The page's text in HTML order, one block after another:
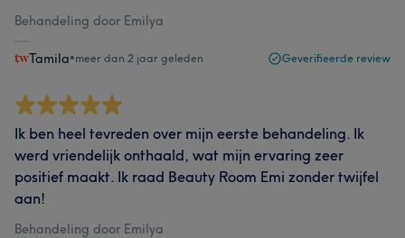
Behandeling door Emilya
Tamila•meer dan 2 jaar geleden Geverifieerde review
Ik ben heel tevreden over mijn eerste behandeling. Ik
werd vriendelijk onthaald, wat mijn ervaring zeer
positief maakt. Ik raad Beauty Room Emi zonder twijfel
aan!
Behandeling door Emilya